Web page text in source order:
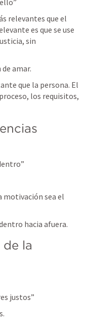
relevantes que el
es que se use
sin
amar.
que la persona. El
los requisitos,
motivación sea el
hacia afuera.
la
justos”